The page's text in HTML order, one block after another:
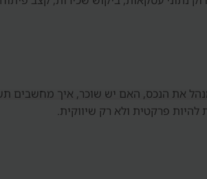
את הנכס, האם יש שוכר, איך מחשבים
פרקטית ולא רק שיווקית.